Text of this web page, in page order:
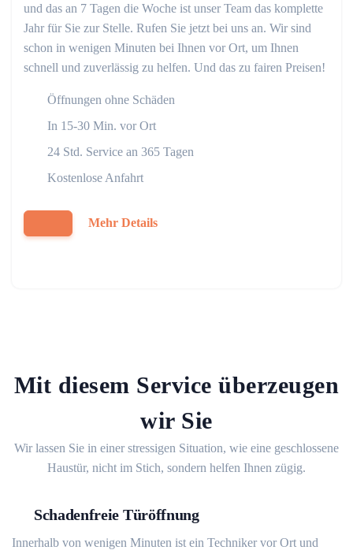
und das an 7 Tagen die Woche ist unser Team das komplette
Jahr für Sie zur Stelle. Rufen Sie jetzt bei uns an. Wir sind
schon in wenigen Minuten bei Ihnen vor Ort, um Ihnen
schnell und zuverlässig zu helfen. Und das zu fairen Preisen!
Öffnungen ohne Schäden
In 15-30 Min. vor Ort
24 Std. Service an 365 Tagen
Kostenlose Anfahrt
Mehr Details
Mit diesem Service überzeugen
wir Sie
Wir lassen Sie in einer stressigen Situation, wie eine geschlossene
Haustür, nicht im Stich, sondern helfen Ihnen zügig.
Schadenfreie Türöffnung
Innerhalb von wenigen Minuten ist ein Techniker vor Ort und